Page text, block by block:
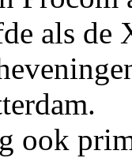
als de
ook